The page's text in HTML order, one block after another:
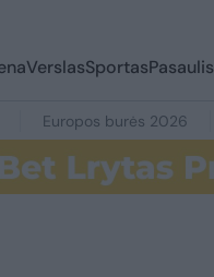
VerslasSportasPasaulis
Europos burės 2026